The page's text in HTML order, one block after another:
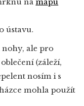
ústavu.
nohy, ale pro
(záleží,
nosím i s
mohla použít